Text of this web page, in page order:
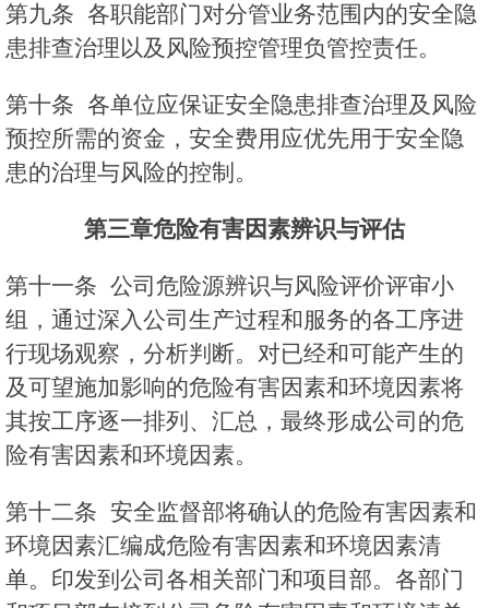
第九条 各职能部门对分管业务范围内的安全隐
患排查治理以及风险预控管理负管控责任。
第十条 各单位应保证安全隐患排查治理及风险
预控所需的资金，安全费用应优先用于安全隐
患的治理与风险的控制。
第三章危险有害因素辨识与评估
第十一条 公司危险源辨识与风险评价评审小
组，通过深入公司生产过程和服务的各工序进
行现场观察，分析判断。对已经和可能产生的
及可望施加影响的危险有害因素和环境因素将
其按工序逐一排列、汇总，最终形成公司的危
险有害因素和环境因素。
第十二条 安全监督部将确认的危险有害因素和
环境因素汇编成危险有害因素和环境因素清
单。印发到公司各相关部门和项目部。各部门